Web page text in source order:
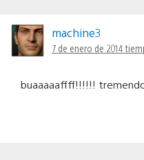
machine3
7 de enero de 2014
buaaaaaffff!!!!!!